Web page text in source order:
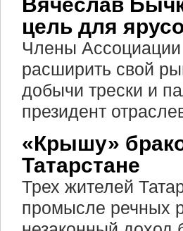
цель для
Члены
расширить свой
добычи трески и
президент
«Крышу»
Татарстане
Трех жителей
промысле речных